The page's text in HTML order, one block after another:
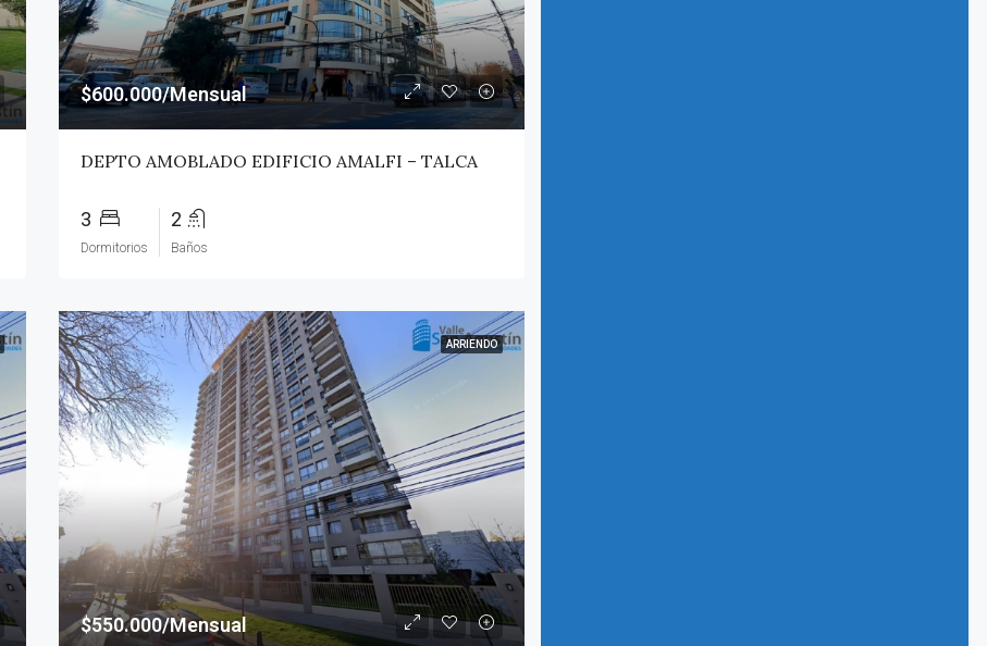
$600.000/Mensual
DEPTO AMOBLADO EDIFICIO AMALFI – TALCA
3
Dormitorios
2
Baños
ARRIENDO
$550.000/Mensual